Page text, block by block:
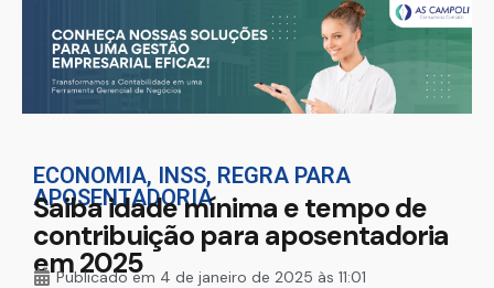
ECONOMIA, INSS, REGRA PARA
APOSENTADORIA
Saiba idade mínima e tempo de
contribuição para aposentadoria
em 2025
Publicado em 4 de janeiro de 2025 às 11:01